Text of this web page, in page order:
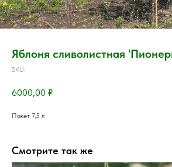
Яблоня сливолистная
SKU:
6000,00 ₽
Пакет 7,5 л
Смотрите так же